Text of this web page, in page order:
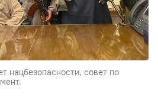
нацбезопасности, совет по